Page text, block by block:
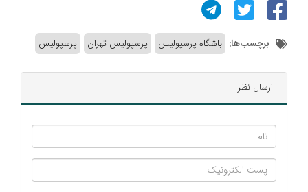
برچسب‌ها: باشگاه پرسپولیس پرسپولیس تهران پرسپولیس
ارسال نظر